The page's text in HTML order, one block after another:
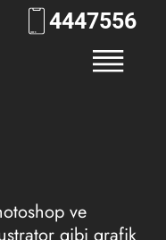
444RKLM
ve